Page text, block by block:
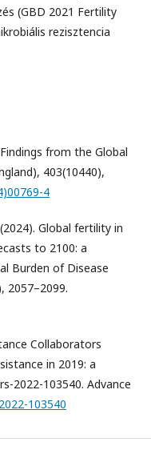
(GBD 2021 Fertility
rezisztencia
from the Global
403(10440),
4
Global fertility in
to 2100: a
Burden of Disease
2057–2099.
Collaborators
in 2019: a
2022-103540. Advance
103540